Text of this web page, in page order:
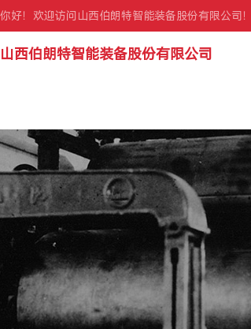
你好！欢迎访问山西伯朗特智能装备股份有限公司！
山西伯朗特智能装备股份有限公司